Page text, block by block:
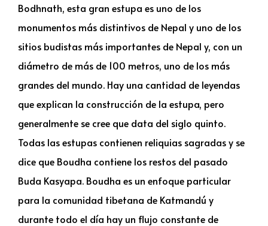
Bodhnath, esta gran estupa es uno de los
monumentos más distintivos de Nepal y uno de los
sitios budistas más importantes de Nepal y, con un
diámetro de más de 100 metros, uno de los más
grandes del mundo. Hay una cantidad de leyendas
que explican la construcción de la estupa, pero
generalmente se cree que data del siglo quinto.
Todas las estupas contienen reliquias sagradas y se
dice que Boudha contiene los restos del pasado
Buda Kasyapa. Boudha es un enfoque particular
para la comunidad tibetana de Katmandú y
durante todo el día hay un flujo constante de